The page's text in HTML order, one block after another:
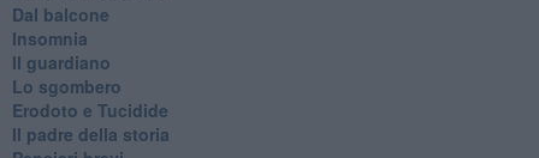
Dal balcone
Insomnia
Il guardiano
Lo sgombero
Erodoto e Tucidide
Il padre della storia